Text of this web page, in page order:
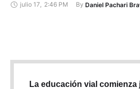
desmedidamente". Delirio es una
julio 17, 2:46 PM By Daniel Pachari
La educación vial comienza